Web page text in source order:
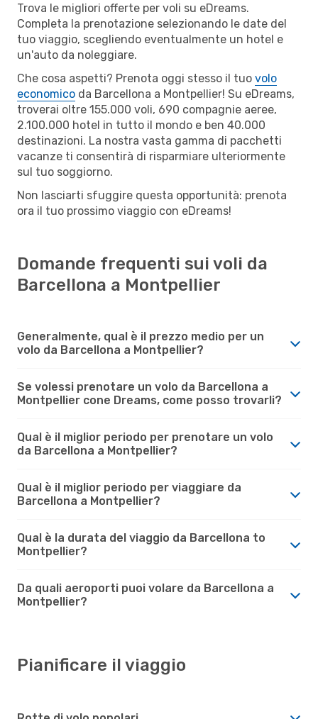
Trova le migliori offerte per voli su eDreams.
Completa la prenotazione selezionando le date del
tuo viaggio, scegliendo eventualmente un hotel e
un'auto da noleggiare.
Che cosa aspetti? Prenota oggi stesso il tuo volo
economico da Barcellona a Montpellier! Su eDreams,
troverai oltre 155.000 voli, 690 compagnie aeree,
2.100.000 hotel in tutto il mondo e ben 40.000
destinazioni. La nostra vasta gamma di pacchetti
vacanze ti consentirà di risparmiare ulteriormente
sul tuo soggiorno.
Non lasciarti sfuggire questa opportunità: prenota
ora il tuo prossimo viaggio con eDreams!
Domande frequenti sui voli da
Barcellona a Montpellier
Generalmente, qual è il prezzo medio per un
volo da Barcellona a Montpellier?
Se volessi prenotare un volo da Barcellona a
Montpellier cone Dreams, come posso trovarli?
Qual è il miglior periodo per prenotare un volo
da Barcellona a Montpellier?
Qual è il miglior periodo per viaggiare da
Barcellona a Montpellier?
Qual è la durata del viaggio da Barcellona to
Montpellier?
Da quali aeroporti puoi volare da Barcellona a
Montpellier?
Pianificare il viaggio